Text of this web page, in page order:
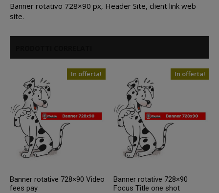
Banner rotativo 728×90 px, Header Site, client link web
site.
In offerta!
Banner rotative 728×90 Video
fees pay
In offerta!
Banner rotative 728×90
Focus Title one shot